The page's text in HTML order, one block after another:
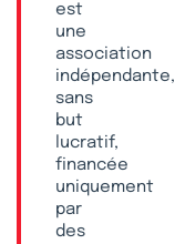
est
une
association
indépendante,
sans
but
lucratif,
financée
uniquement
par
des